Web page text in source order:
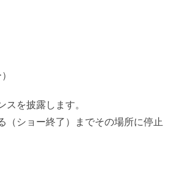
を披露します。
（ショー終了）までその場所に停止